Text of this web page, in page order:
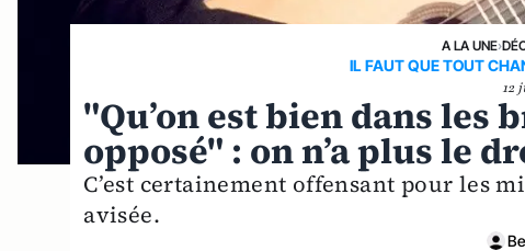
A LA UNE›
IL FAUT QUE TOUT
12
"Qu’on est bien dans les
opposé" : on n’a plus le
C’est certainement offensant pour les
avisée.